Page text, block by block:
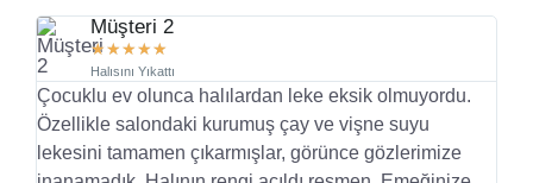
Müşteri 2
★★★★★
Halısını Yıkattı
Çocuklu ev olunca halılardan leke eksik olmuyordu.
Özellikle salondaki kurumuş çay ve vişne suyu
lekesini tamamen çıkarmışlar, görünce gözlerimize